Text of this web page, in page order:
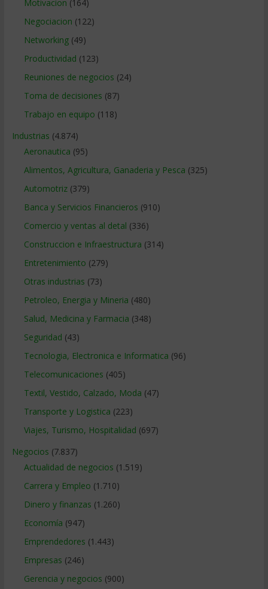
Motivacion (164)
Negociacion (122)
Networking(49)
Productividad (123)
Reuniones de negocios (24)
Toma de decisiones (87)
Trabajo en equipo (118)
Industrias (4.874)
Aeronautica (95)
Alimentos, Agricultura, Ganaderia y Pesca (325)
Automotriz(379)
Banca y Servicios Financieros (910)
Comercio y ventas al detal (336)
Construccion e Infraestructura (314)
Entretenimiento (279)
Otras industrias (73)
Petroleo, Energia y Mineria (480)
Salud, Medicina y Farmacia (348)
Seguridad (43)
Tecnologia, Electronica e Informatica (96)
Telecomunicaciones (405)
Textil, Vestido, Calzado, Moda (47)
Transporte y Logistica (223)
Viajes, Turismo, Hospitalidad (697)
Negocios (7.837)
Actualidad de negocios (1.519)
Carrera y Empleo (1.710)
Dinero y finanzas (1.260)
Economía (947)
Emprendedores (1.443)
Empresas (246)
Gerencia y negocios (900)